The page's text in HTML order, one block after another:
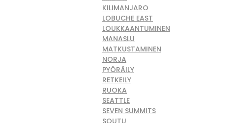
KILIMANJARO
LOBUCHE EAST
LOUKKAANTUMINEN
MANASLU
MATKUSTAMINEN
NORJA
PYÖRÄILY
RETKEILY
RUOKA
SEATTLE
SEVEN SUMMITS
SOUTU